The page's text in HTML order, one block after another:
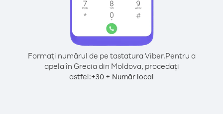
Formați numărul de pe tastatura Viber.Pentru a
apela în Grecia din Moldova, procedați
astfel:+30 + Număr local